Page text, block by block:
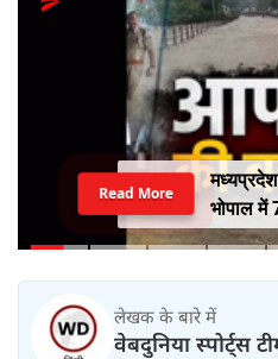
मध्यप्रदेश में कई जिलों
भोपाल
व्यस्त,
Read More
लेखक के बारे में
वेबदुनिया स्पोर्ट्स